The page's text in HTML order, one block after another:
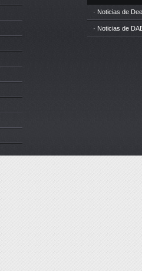
· Noticias de
· Noticias de